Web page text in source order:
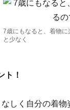
7歳にもなると、着物
と少なく
ト！
しく自分の着